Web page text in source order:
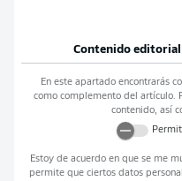
Contenido
En este apartado encontrarás
como complemento del artículo.
contenido, así
Estoy de acuerdo en que se me
permite que ciertos datos